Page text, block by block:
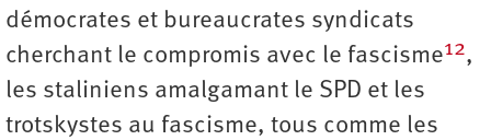
démocrates et bureaucrates syndicats
cherchant le compromis avec le fascisme12,
les staliniens amalgamant le SPD et les
trotskystes au fascisme, tous comme les